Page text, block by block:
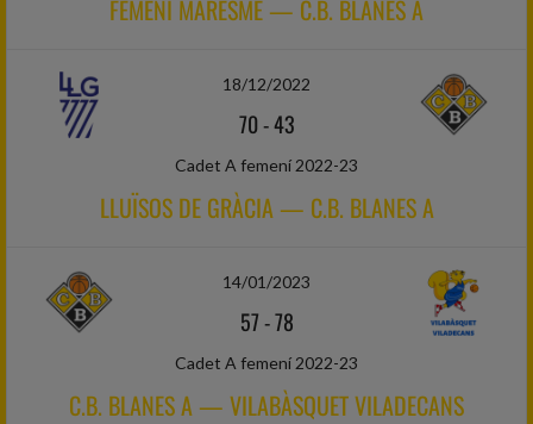
FEMENÍ MARESME — C.B. BLANES A
18/12/2022
70-43
Cadet A femení 2022-23
LLUÏSOS DE GRÀCIA — C.B. BLANES A
14/01/2023
57-78
Cadet A femení 2022-23
C.B. BLANES A — VILABÀSQUET VILADECANS